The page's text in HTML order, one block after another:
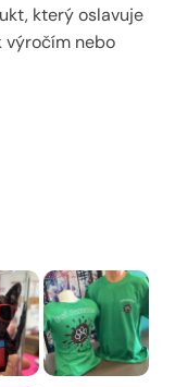
který oslavuje
výročím nebo